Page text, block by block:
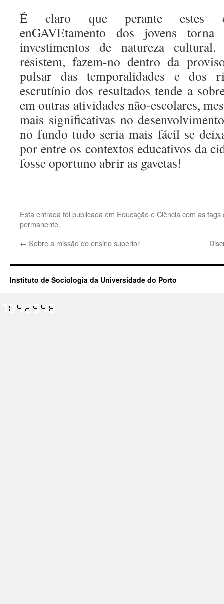
É claro que perante estes
enGAVEtamento dos jovens torna
investimentos de natureza
resistem, fazem-no dentro da
pulsar das temporalidades e dos
escrutínio dos resultados tende a
em outras atividades não-escolares,
mais significativas no
no fundo tudo seria mais fácil se
por entre os contextos educativos da
fosse oportuno abrir as gavetas!
Esta entrada foi publicada em Educação e Ciência com as tags
permanente.
← Sobre a missão do ensino superior
Instituto de Sociologia da Universidade do Porto